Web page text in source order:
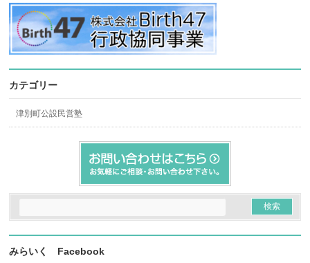
カテゴリー
津別町公設民営塾
みらいく Facebook